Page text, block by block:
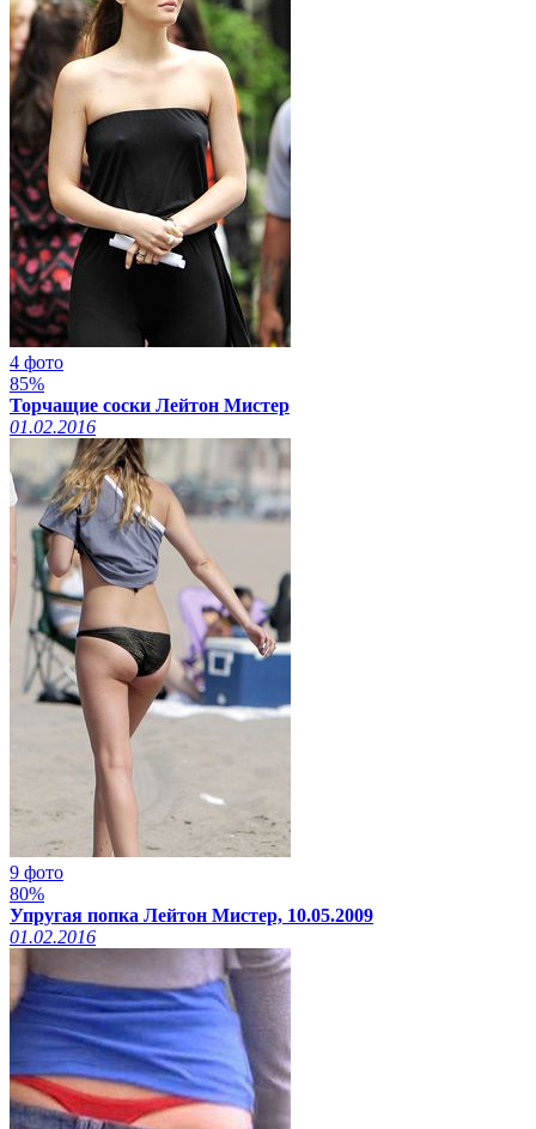
4 фото
85%
Торчащие соски Лейтон Мистер
01.02.2016
9 фото
80%
Упругая попка Лейтон Мистер, 10.05.2009
01.02.2016